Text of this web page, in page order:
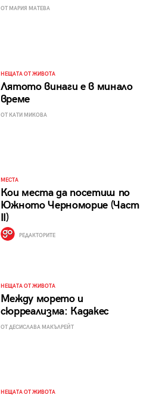
ОТ МАРИЯ МАТЕВА
НЕЩАТА ОТ ЖИВОТА
Лятото винаги е в минало
време
ОТ КАТИ МИКОВА
МЕСТА
Кои места да посетиш по
Южното Черноморие (Част
II)
РЕДАКТОРИТЕ
НЕЩАТА ОТ ЖИВОТА
Между морето и
сюрреализма: Кадакес
ОТ ДЕСИСЛАВА МАКЪЛРЕЙТ
НЕЩАТА ОТ ЖИВОТА